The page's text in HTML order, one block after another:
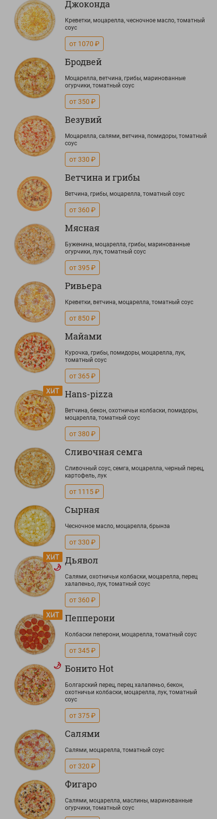
Джоконда
Креветки, моцарелла, чесночное масло, томатный
соус
от 1070 ₽
Бродвей
Моцарелла, ветчина, грибы, маринованные
огурчики, томатный соус
от 350 ₽
Везувий
Моцарелла, салями, ветчина, помидоры, томатный
соус
от 330 ₽
Ветчина и грибы
Ветчина, грибы, моцарелла, томатный соус
от 360 ₽
Мясная
Буженина, моцарелла, грибы, маринованные
огурчики, лук, томатный соус
от 395 ₽
Ривьера
Креветки, ветчина, моцарелла, томатный соус
от 850 ₽
Майами
Курочка, грибы, помидоры, моцарелла, лук,
томатный соус
от 365 ₽
Hans-pizza
Ветчина, бекон, охотничьи колбаски, помидоры,
моцарелла, томатный соус
от 380 ₽
Сливочная семга
Сливочный соус, семга, моцарелла, черный перец,
картофель, лук
от 1115 ₽
Сырная
Чесночное масло, моцарелла, брынза
от 330 ₽
Дьявол
Салями, охотничьи колбаски, моцарелла, перец
халапеньо, лук, томатный соус
от 360 ₽
Пепперони
Колбаски пеперони, моцарелла, томатный соус
от 345 ₽
Бонито Hot
Болгарский перец, перец халапеньо, бекон,
охотничьи колбаски, моцарелла, лук, томатный
соус
от 375 ₽
Салями
Салями, моцарелла, томатный соус
от 320 ₽
Фигаро
Салями, моцарелла, маслины, маринованные
огурчики, томатный соус